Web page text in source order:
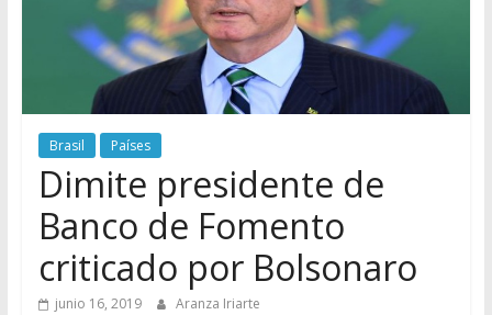
Brasil Países
Dimite presidente de
Banco de Fomento
criticado por Bolsonaro
junio 16, 2019 Aranza Iriarte